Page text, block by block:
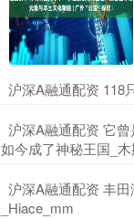
沪深A融通配资 118
沪深A融通配资 它
如今成了神秘王国_
沪深A融通配资 丰
_Hiace_mm